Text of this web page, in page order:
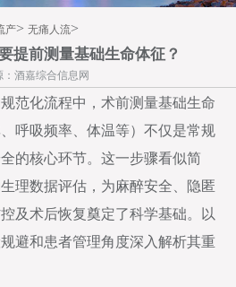
产> 无痛人流>
提前测量基础生命体征？
：酒嘉综合信息网
范化流程中，术前测量基础生命
呼吸频率、体温等）不仅是常规
的核心环节。这一步骤看似简
理数据评估，为麻醉安全、隐匿
及术后恢复奠定了科学基础。以
避和患者管理角度深入解析其重